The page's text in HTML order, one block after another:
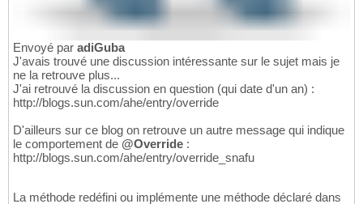
Envoyé par adiGuba
J'avais trouvé une discussion intéressante sur le sujet mais je
ne la retrouve plus...
J'ai retrouvé la discussion en question (qui date d'un an) :
http://blogs.sun.com/ahe/entry/override
D'ailleurs sur ce blog on retrouve un autre message qui indique
le comportement de @Override :
http://blogs.sun.com/ahe/entry/override_snafu
La méthode redéfini ou implémente une méthode déclaré dans